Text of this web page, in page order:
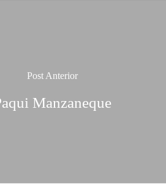
Post Anterior
Manzaneque